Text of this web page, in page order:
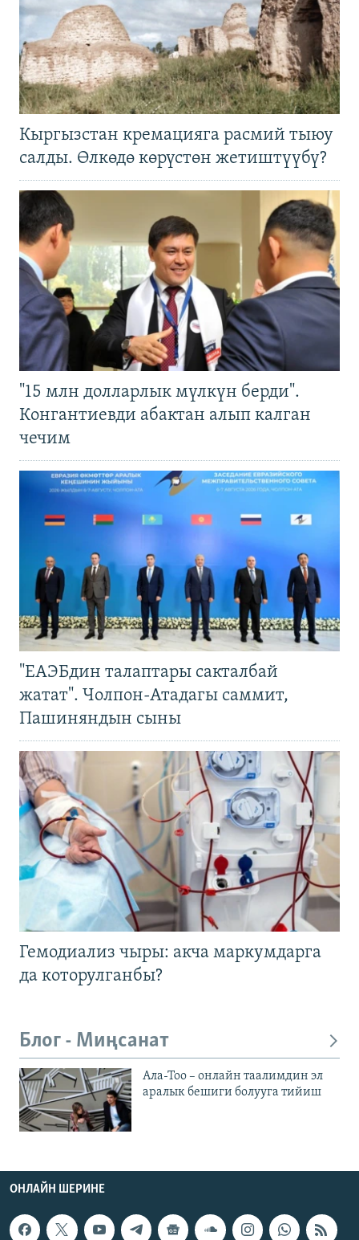
Кыргызстан кремацияга расмий тыюу
салды. Өлкөдө көрүстөн жетиштүүбү?
"15 млн долларлык мүлкүн берди".
Конгантиевди абактан алып калган
чечим
"ЕАЭБдин талаптары сакталбай
жатат". Чолпон-Атадагы саммит,
Пашиняндын сыны
Гемодиализ чыры: акча маркумдарга
да которулганбы?
Блог - Миңсанат
Ала-Тоо – онлайн таалимдин эл
аралык бешиги болууга тийиш
ОНЛАЙН ШЕРИНЕ